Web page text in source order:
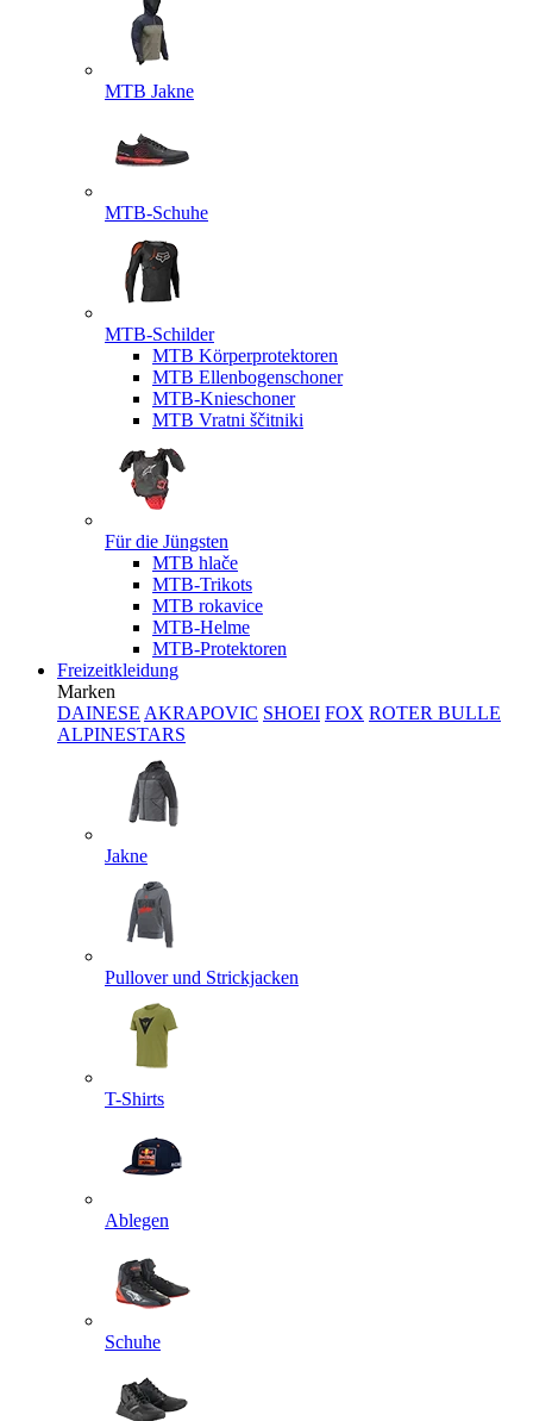
MTB Jakne
MTB-Schuhe
MTB-Schilder
MTB Körperprotektoren
MTB Ellenbogenschoner
MTB-Knieschoner
MTB Vratni ščitniki
Für die Jüngsten
MTB hlače
MTB-Trikots
MTB rokavice
MTB-Helme
MTB-Protektoren
Freizeitkleidung
Marken
DAINESE AKRAPOVIC SHOEI FOX ROTER BULLE
ALPINESTARS
Jakne
Pullover und Strickjacken
T-Shirts
Ablegen
Schuhe